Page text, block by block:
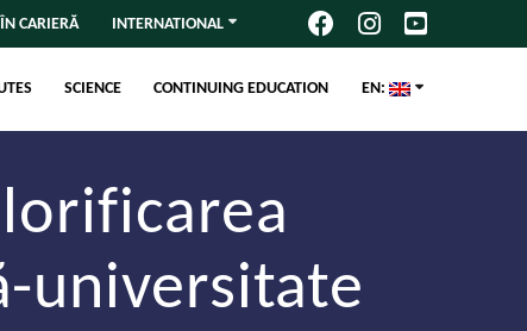
CARIERĂ INTERNATIONAL
SCIENCE CONTINUING EDUCATION EN:
universitate